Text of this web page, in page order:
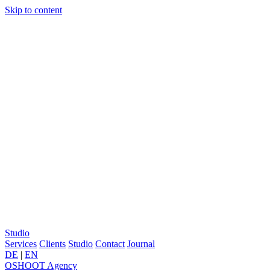
Skip to content
Studio
Services Clients Studio Contact Journal
DE | EN
OSHOOT Agency